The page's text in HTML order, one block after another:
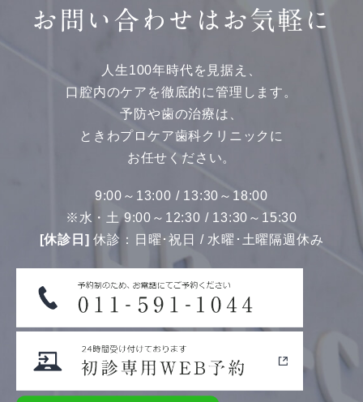
お問い合わせはお気軽に
人生100年時代を見据え、
口腔内のケアを徹底的に管理します。
予防や歯の治療は、
ときわプロケア歯科クリニックに
お任せください。
9:00～13:00 / 13:30～18:00
※水・土 9:00～12:30 / 13:30～15:30
[休診日] 休診：日曜･祝日 / 水曜･土曜隔週休み